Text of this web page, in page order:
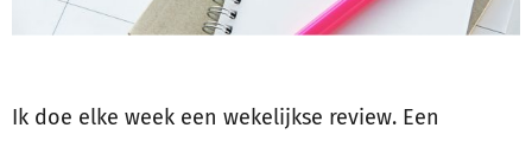
Ik doe elke week een wekelijkse review. Een